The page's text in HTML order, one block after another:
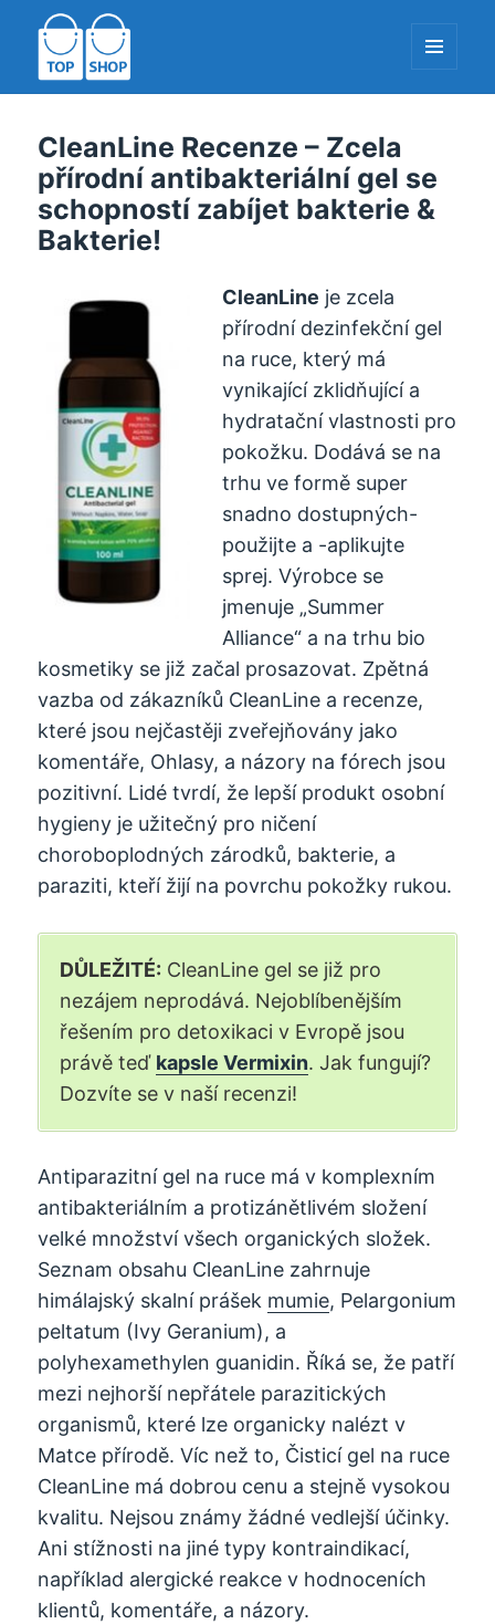
A
CleanLine Recenze – Zcela
přírodní antibakteriální gel se
schopností zabíjet bakterie &
Bakterie!
CleanLine je zcela
přírodní dezinfekční gel
na ruce, který má
vynikající zklidňující a
hydratační vlastnosti pro
pokožku. Dodává se na
trhu ve formě super
snadno dostupných-
použijte a -aplikujte
sprej. Výrobce se
jmenuje „Summer
Alliance“ a na trhu bio
kosmetiky se již začal prosazovat. Zpětná
vazba od zákazníků CleanLine a recenze,
které jsou nejčastěji zveřejňovány jako
komentáře, Ohlasy, a názory na fórech jsou
pozitivní. Lidé tvrdí, že lepší produkt osobní
hygieny je užitečný pro ničení
choroboplodných zárodků, bakterie, a
paraziti, kteří žijí na povrchu pokožky rukou.
DŮLEŽITÉ: CleanLine gel se již pro
nezájem neprodává. Nejoblíbenějším
řešením pro detoxikaci v Evropě jsou
právě teď kapsle Vermixin. Jak fungují?
Dozvíte se v naší recenzi!
Antiparazitní gel na ruce má v komplexním
antibakteriálním a protizánětlivém složení
velké množství všech organických složek.
Seznam obsahu CleanLine zahrnuje
himálajský skalní prášek mumie, Pelargonium
peltatum (Ivy Geranium), a
polyhexamethylen guanidin. Říká se, že patří
mezi nejhorší nepřátele parazitických
organismů, které lze organicky nalézt v
Matce přírodě. Víc než to, Čisticí gel na ruce
CleanLine má dobrou cenu a stejně vysokou
kvalitu. Nejsou známy žádné vedlejší účinky.
Ani stížnosti na jiné typy kontraindikací,
například alergické reakce v hodnoceních
klientů, komentáře, a názory.